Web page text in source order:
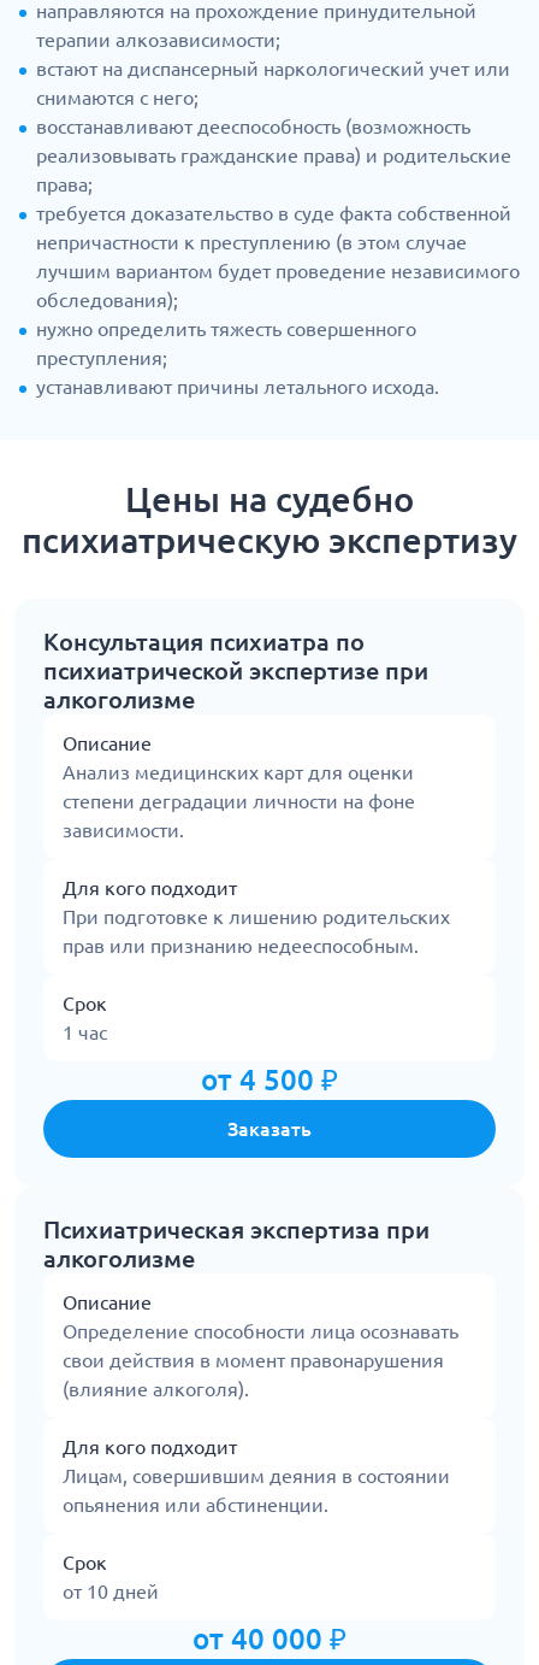
направляются на прохождение принудительной
терапии алкозависимости;
встают на диспансерный наркологический учет или
снимаются с него;
восстанавливают дееспособность (возможность
реализовывать гражданские права) и родительские
права;
требуется доказательство в суде факта собственной
непричастности к преступлению (в этом случае
лучшим вариантом будет проведение независимого
обследования);
нужно определить тяжесть совершенного
преступления;
устанавливают причины летального исхода.
Цены на судебно
психиатрическую экспертизу
Консультация психиатра по
психиатрической экспертизе при
алкоголизме
Описание
Анализ медицинских карт для оценки
степени деградации личности на фоне
зависимости.
Для кого подходит
При подготовке к лишению родительских
прав или признанию недееспособным.
Срок
1 час
от 4 500 ₽
Заказать
Психиатрическая экспертиза при
алкоголизме
Описание
Определение способности лица осознавать
свои действия в момент правонарушения
(влияние алкоголя).
Для кого подходит
Лицам, совершившим деяния в состоянии
опьянения или абстиненции.
Срок
от 10 дней
от 40 000 ₽